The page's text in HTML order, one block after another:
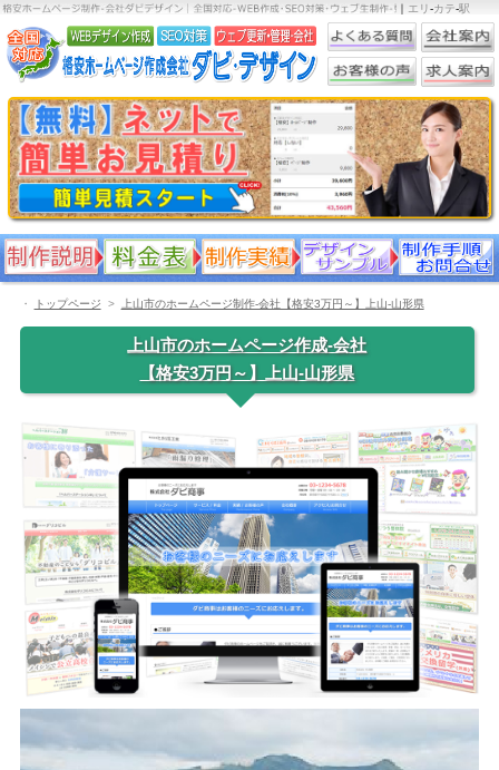
｜ エリ-カテ-駅
・ トップページ 上山市のホームページ制作-会社【格安3万円～】上山-山形県
上山市のホームページ作成-会社
【格安3万円～】上山-山形県